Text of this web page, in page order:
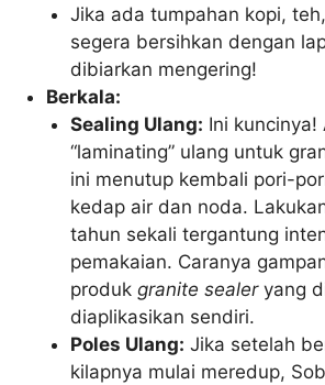
Jika ada tumpahan kopi,
segera bersihkan dengan
dibiarkan mengering!
Berkala:
Sealing Ulang: Ini kuncinya!
“laminating” ulang untuk
ini menutup kembali pori-
kedap air dan noda.
tahun sekali tergantung
pemakaian. Caranya
produkgranite sealeryang
diaplikasikan sendiri.
Poles Ulang: Jika setelah
kilapnya mulai meredup,